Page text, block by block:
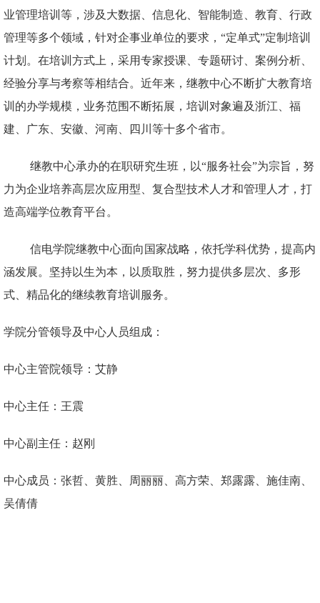
业管理培训等，涉及大数据、信息化、智能制造、教育、行政
管理等多个领域，针对企事业单位的要求，“定单式”定制培训
计划。在培训方式上，采用专家授课、专题研讨、案例分析、
经验分享与考察等相结合。近年来，继教中心不断扩大教育培
训的办学规模，业务范围不断拓展，培训对象遍及浙江、福
建、广东、安徽、河南、四川等十多个省市。
继教中心承办的在职研究生班，以“服务社会”为宗旨，努
力为企业培养高层次应用型、复合型技术人才和管理人才，打
造高端学位教育平台。
信电学院继教中心面向国家战略，依托学科优势，提高内
涵发展。坚持以生为本，以质取胜，努力提供多层次、多形
式、精品化的继续教育培训服务。
学院分管领导及中心人员组成：
中心主管院领导：艾静
中心主任：王震
中心副主任：赵刚
中心成员：张哲、黄胜、周丽丽、高方荣、郑露露、施佳南、
吴倩倩